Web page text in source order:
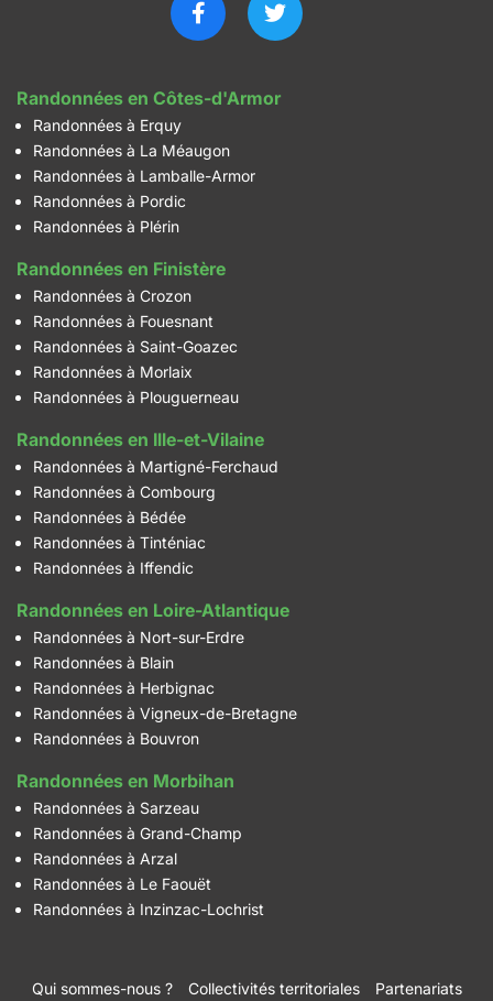
Randonnées en Côtes-d'Armor
Randonnées à Erquy
Randonnées à La Méaugon
Randonnées à Lamballe-Armor
Randonnées à Pordic
Randonnées à Plérin
Randonnées en Finistère
Randonnées à Crozon
Randonnées à Fouesnant
Randonnées à Saint-Goazec
Randonnées à Morlaix
Randonnées à Plouguerneau
Randonnées en Ille-et-Vilaine
Randonnées à Martigné-Ferchaud
Randonnées à Combourg
Randonnées à Bédée
Randonnées à Tinténiac
Randonnées à Iffendic
Randonnées en Loire-Atlantique
Randonnées à Nort-sur-Erdre
Randonnées à Blain
Randonnées à Herbignac
Randonnées à Vigneux-de-Bretagne
Randonnées à Bouvron
Randonnées en Morbihan
Randonnées à Sarzeau
Randonnées à Grand-Champ
Randonnées à Arzal
Randonnées à Le Faouët
Randonnées à Inzinzac-Lochrist
Qui sommes-nous ? Collectivités territoriales Partenariats